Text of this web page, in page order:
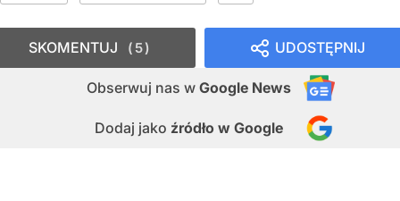
UDOSTĘPNIJ
Obserwuj nas w Google News
Dodaj jako źródło w Google
SKOMENTUJ 5